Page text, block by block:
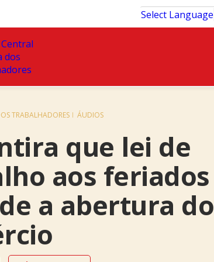
Select Language
TRABALHADORES ÁUDIOS
que lei de
aos feriados
a abertura do